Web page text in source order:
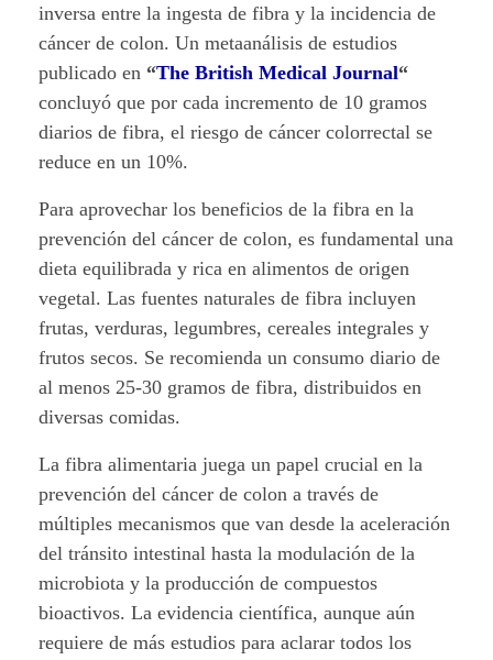
inversa entre la ingesta de fibra y la incidencia de
cáncer de colon. Un metaanálisis de estudios
publicado en “The British Medical Journal“
concluyó que por cada incremento de 10 gramos
diarios de fibra, el riesgo de cáncer colorrectal se
reduce en un 10%.
Para aprovechar los beneficios de la fibra en la
prevención del cáncer de colon, es fundamental una
dieta equilibrada y rica en alimentos de origen
vegetal. Las fuentes naturales de fibra incluyen
frutas, verduras, legumbres, cereales integrales y
frutos secos. Se recomienda un consumo diario de
al menos 25-30 gramos de fibra, distribuidos en
diversas comidas.
La fibra alimentaria juega un papel crucial en la
prevención del cáncer de colon a través de
múltiples mecanismos que van desde la aceleración
del tránsito intestinal hasta la modulación de la
microbiota y la producción de compuestos
bioactivos. La evidencia científica, aunque aún
requiere de más estudios para aclarar todos los